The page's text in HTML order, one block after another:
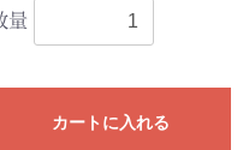
量
カートに入れる